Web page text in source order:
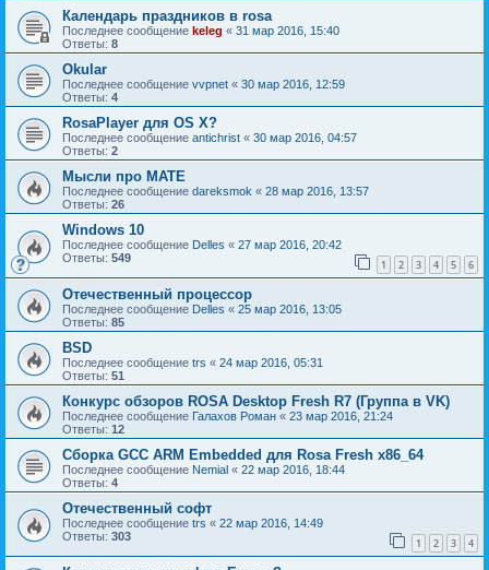
Календарь праздников в rosa
Последнее сообщение keleg « 31 мар 2016, 15:40
Ответы: 8
Okular
Последнее сообщение vvpnet « 30 мар 2016, 12:59
Ответы: 4
RosaPlayer для OS X?
Последнее сообщение antichrist « 30 мар 2016, 04:57
Ответы: 2
Мысли про МАТЕ
Последнее сообщение dareksmok « 28 мар 2016, 13:57
Ответы: 26
Windows 10
Последнее сообщение Delles « 27 мар 2016, 20:42
Ответы: 549 1 2 3 4 5 6
Отечественный процессор
Последнее сообщение Delles « 25 мар 2016, 13:05
Ответы: 85
BSD
Последнее сообщение trs « 24 мар 2016, 05:31
Ответы: 51
Конкурс обзоров ROSA Desktop Fresh R7 (Группа в VK)
Последнее сообщение Галахов Роман « 23 мар 2016, 21:24
Ответы: 12
Сборка GCC ARM Embedded для Rosa Fresh x86_64
Последнее сообщение Nemial « 22 мар 2016, 18:44
Ответы: 4
Отечественный софт
Последнее сообщение trs « 22 мар 2016, 14:49
Ответы: 303 1 2 3 4